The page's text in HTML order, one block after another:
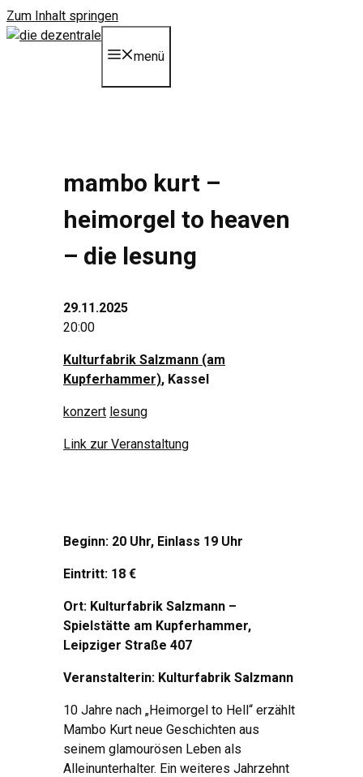
Zum Inhalt springen
menü
mambo kurt –
heimorgel to heaven
– die lesung
29.11.2025
20:00
Kulturfabrik Salzmann (am
Kupferhammer), Kassel
konzert lesung
Link zur Veranstaltung
Beginn: 20 Uhr, Einlass 19 Uhr
Eintritt: 18 €
Ort: Kulturfabrik Salzmann –
Spielstätte am Kupferhammer,
Leipziger Straße 407
Veranstalterin: Kulturfabrik Salzmann
10 Jahre nach „Heimorgel to Hell“ erzählt
Mambo Kurt neue Geschichten aus
seinem glamourösen Leben als
Alleinunterhalter. Ein weiteres Jahrzehnt